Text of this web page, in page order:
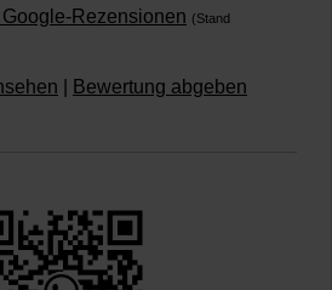
Rezensionen (Stand
Bewertung abgeben